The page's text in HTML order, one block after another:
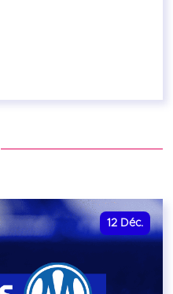
12 Déc.